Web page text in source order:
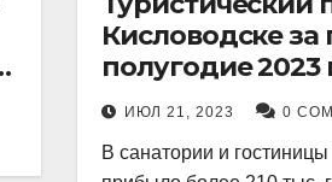
Кисловодске за
полугодие 2023
показал
21 процент.
ИЮЛ 21, 2023 0
В санатории и